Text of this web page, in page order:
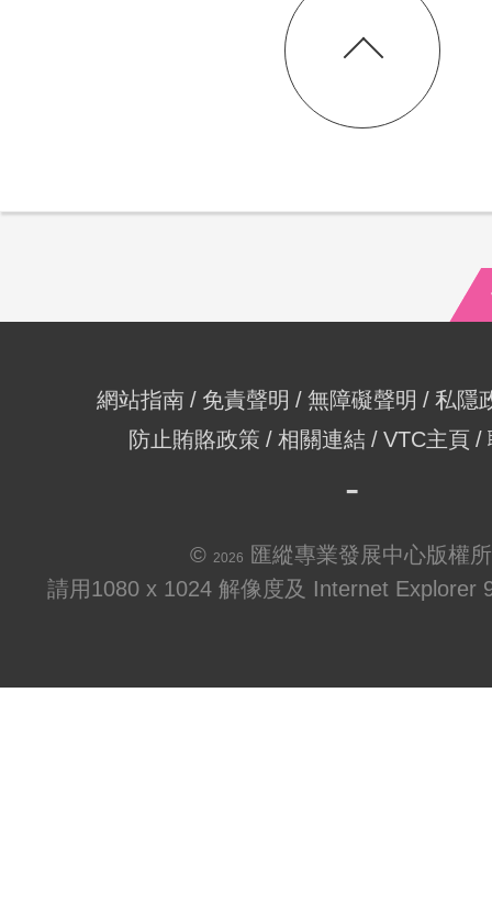
網站指南 免責聲明 無障礙聲明
私隱
防止賄賂政策
相關連結 VTC主頁
© 2026
匯縱專業發展中心版權
請用1080 x 1024 解像度及 Internet Explorer